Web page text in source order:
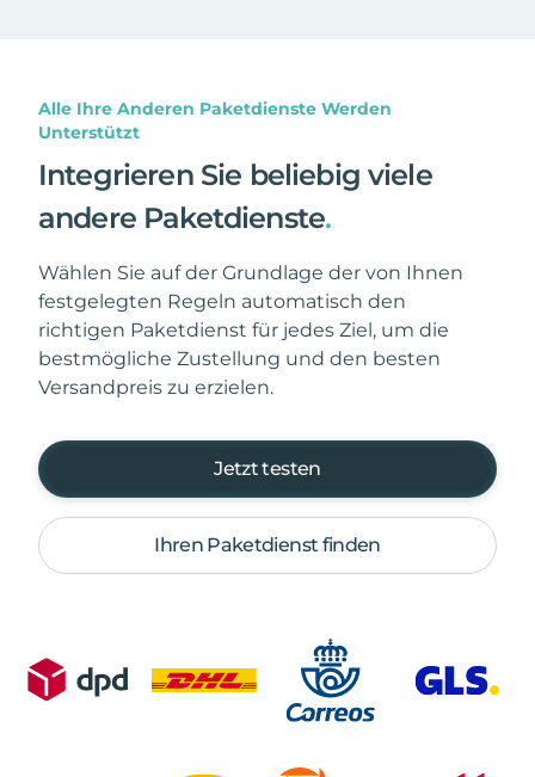
Alle Ihre Anderen Paketdienste Werden
Unterstützt
Integrieren Sie beliebig viele
andere Paketdienste.
Wählen Sie auf der Grundlage der von Ihnen
festgelegten Regeln automatisch den
richtigen Paketdienst für jedes Ziel, um die
bestmögliche Zustellung und den besten
Versandpreis zu erzielen.
Jetzt testen
Ihren Paketdienst finden